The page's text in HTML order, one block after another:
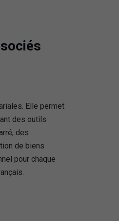
Elle permet
des outils
des
de biens
pour chaque